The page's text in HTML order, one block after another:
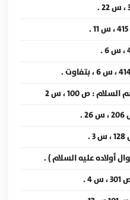
أولاده عليه السلام ) .